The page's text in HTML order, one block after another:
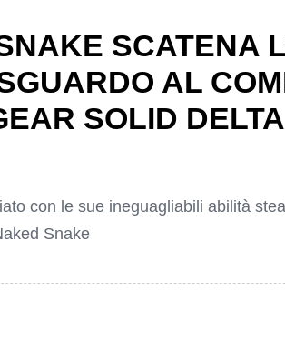
SCATENA
AL
SOLID DELTA
con le sue ineguagliabili abilità
Snake